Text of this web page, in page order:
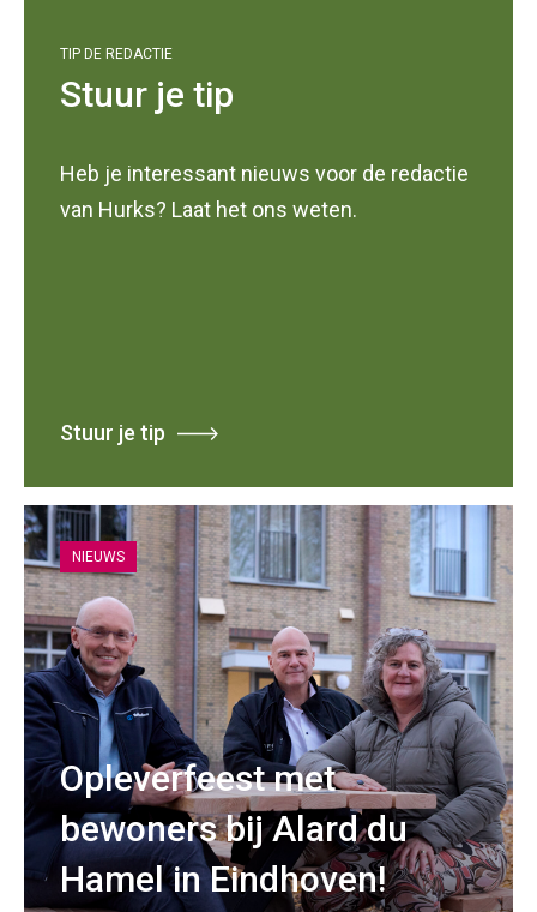
TIP DE REDACTIE
Stuur je tip
Heb je interessant nieuws voor de redactie
van Hurks? Laat het ons weten.
Stuur je tip
NIEUWS
Opleverfeest met
bewoners bij Alard du
Hamel in Eindhoven!